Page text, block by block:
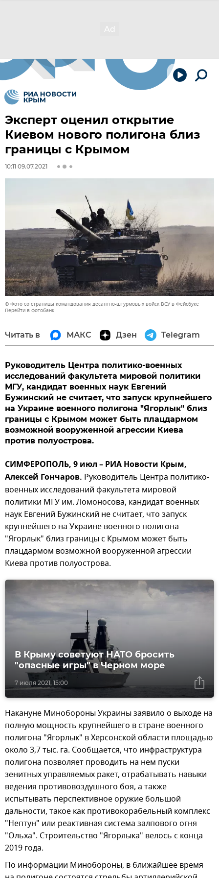
Эксперт оценил открытие
Киевом нового полигона близ
границы с Крымом
10:11 09.07.2021
© Фото со страницы командования десантно-штурмовых войск ВСУ в Фейсбуке
Перейти в фотобанк
Читать в МАКС Дзен Telegram
Руководитель Центра политико-военных
исследований факультета мировой политики
МГУ, кандидат военных наук Евгений
Бужинский не считает, что запуск крупнейшего
на Украине военного полигона "Ягорлык" близ
границы с Крымом может быть плацдармом
возможной вооруженной агрессии Киева
против полуострова.
СИМФЕРОПОЛЬ, 9 июл – РИА Новости Крым,
Алексей Гончаров. Руководитель Центра политико-
военных исследований факультета мировой
политики МГУ им. Ломоносова, кандидат военных
наук Евгений Бужинский не считает, что запуск
крупнейшего на Украине военного полигона
"Ягорлык" близ границы с Крымом может быть
плацдармом возможной вооруженной агрессии
Киева против полуострова.
7 июля 2021, 15:00
В Крыму советуют НАТО бросить
"опасные игры" в Черном море
Накануне Минобороны Украины заявило о выходе на
полную мощность крупнейшего в стране военного
полигона "Ягорлык" в Херсонской области площадью
около 3,7 тыс. га. Сообщается, что инфраструктура
полигона позволяет проводить на нем пуски
зенитных управляемых ракет, отрабатывать навыки
ведения противовоздушного боя, а также
испытывать перспективное оружие большой
дальности, такое как противокорабельный комплекс
"Нептун" или реактивная система залпового огня
"Ольха". Строительство "Ягорлыка" велось с конца
2019 года.
По информации Минобороны, в ближайшее время